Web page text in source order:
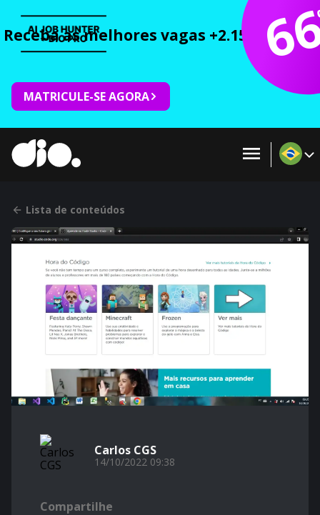
Receba as melhores vagas +2.150 cursos
MATRICULE-SE AGORA
Lista de conteúdos
Carlos CGS
14/10/2022 09:38
Compartilhe